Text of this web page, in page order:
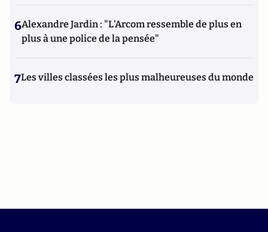
6Alexandre Jardin : "L'Arcom ressemble de plus en
plus à une police de la pensée"
7Les villes classées les plus malheureuses du monde